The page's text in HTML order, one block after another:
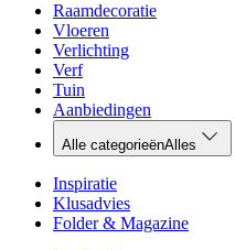
Raamdecoratie
Vloeren
Verlichting
Verf
Tuin
Aanbiedingen
Alle categorieënAlles
Inspiratie
Klusadvies
Folder & Magazine